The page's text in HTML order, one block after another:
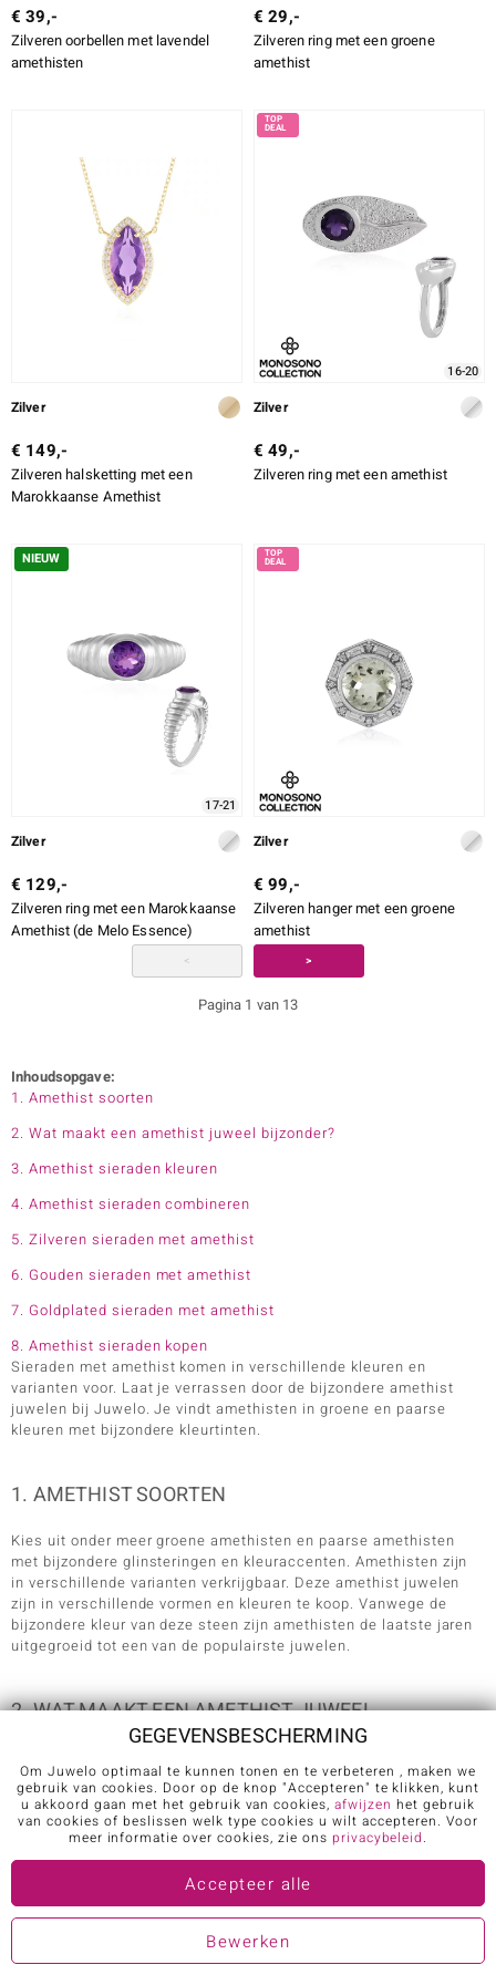
€ 39,-
Zilveren oorbellen met lavendel
amethisten
€ 29,-
Zilveren ring met een groene
amethist
Zilver
€ 149,-
Zilveren halsketting met een
Marokkaanse Amethist
16-20
Zilver
€ 49,-
Zilveren ring met een amethist
NIEUW
17-21
Zilver
€ 129,-
Zilveren ring met een Marokkaanse
Amethist (de Melo Essence)
Zilver
€ 99,-
Zilveren hanger met een groene
amethist
< >
Pagina 1 van 13
Inhoudsopgave:
1. Amethist soorten
2. Wat maakt een amethist juweel bijzonder?
3. Amethist sieraden kleuren
4. Amethist sieraden combineren
5. Zilveren sieraden met amethist
6. Gouden sieraden met amethist
7. Goldplated sieraden met amethist
8. Amethist sieraden kopen
Sieraden met amethist komen in verschillende kleuren en
varianten voor. Laat je verrassen door de bijzondere amethist
juwelen bij Juwelo. Je vindt amethisten in groene en paarse
kleuren met bijzondere kleurtinten.
1. AMETHIST SOORTEN
Kies uit onder meer groene amethisten en paarse amethisten
met bijzondere glinsteringen en kleuraccenten. Amethisten zijn
in verschillende varianten verkrijgbaar. Deze amethist juwelen
zijn in verschillende vormen en kleuren te koop. Vanwege de
bijzondere kleur van deze steen zijn amethisten de laatste jaren
uitgegroeid tot een van de populairste juwelen.
2. WAT MAAKT EEN AMETHIST JUWEEL
Amethisten staan bekend om de indrukwekkende kleurtinten.
Amethist is een van de meest waardevolle edelstenen.
3. AMETHIST SIERADEN KLEUREN
Amethisten komen voor in verschillende kleuren zoals groen en
paars. Laat je verrassen door deze bijzondere edelstenen in
verschillende kleurtonen.
GEGEVENSBESCHERMING
Om Juwelo optimaal te kunnen tonen en te verbeteren , maken we
gebruik van cookies. Door op de knop "Accepteren" te klikken, kunt
u akkoord gaan met het gebruik van cookies,afwijzen het gebruik
van cookies of beslissen welk type cookies u wilt accepteren. Voor
meer informatie over cookies, zie ons privacybeleid.
Accepteer alle
Bewerken